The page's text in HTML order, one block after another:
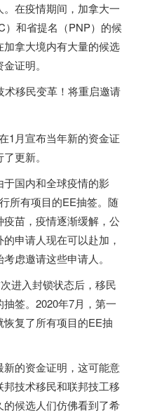
在疫情期间， 加拿大一
）和省提名（PNP）的候
加拿大境内有大量的候选
证明。
术移民变革！将重启邀请
1月宣布当年新的资金证
更新。
国内和全球疫情的影
所有项目的EE抽签。随
疫苗， 疫情逐渐缓解，公
申请人现在可以赴加，
虑邀请这些申请人。
进入封锁状态后，移民
签。 2020年7月，第一
复了所有项目的EE抽
的资金证明，这可能意
技术移民和联邦技工移
候选人们仿佛看到了希